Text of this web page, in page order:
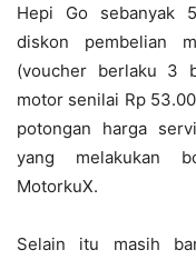
Hepi Go sebanyak
diskon pembelian
(voucher berlaku 3
motor senilai Rp
potongan harga
yang melakukan
MotorkuX.
Selain itu masih